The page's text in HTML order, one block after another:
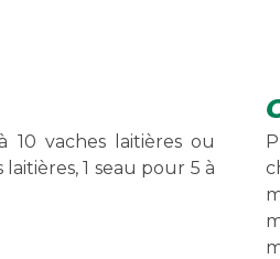
10 vaches laitières ou
1 seau pour 5 à